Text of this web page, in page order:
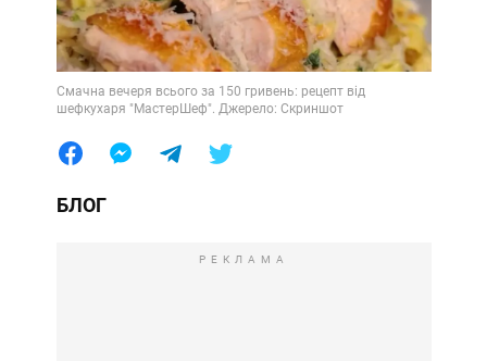
Смачна вечеря всього за 150 гривень: рецепт від
шефкухаря "МастерШеф". Джерело: Скриншот
БЛОГ
РЕКЛАМА